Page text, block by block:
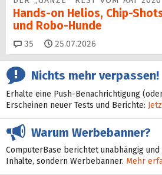
Hands-on Helios, Chip-
und Robo-Hunde
35 Kommentare
25.07.2026
Nichts mehr verpassen!
Erhalte eine Push-Benachrichtigung
Erscheinen neuer Tests und Berichte:
Warum Werbebanner?
ComputerBase berichtet unabhängig
Inhalte, sondern Werbebanner. Mehr